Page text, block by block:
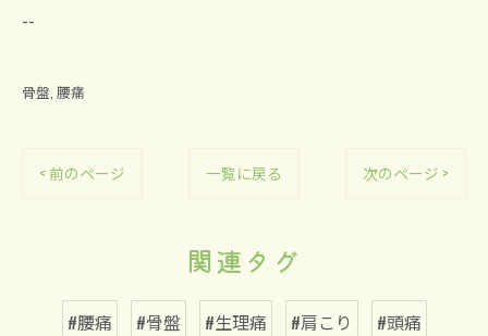
--
骨盤 腰痛
< 前のページ 一覧に戻る 次のページ >
関連タグ
#腰痛 #骨盤 #生理痛 #肩こり
#頭痛